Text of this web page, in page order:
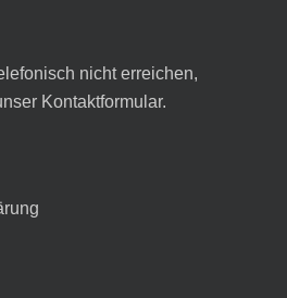
nicht erreichen,
Kontaktformular.